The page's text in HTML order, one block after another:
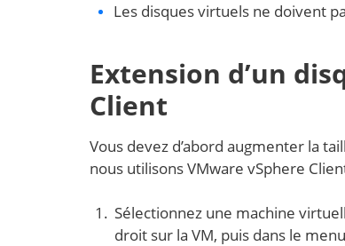
Les disques virtuels ne doivent
Extension d’un
Client
Vous devez d’abord augmenter la
nous utilisons VMware vSphere
Sélectionnez une machine
droit sur la VM, puis dans le